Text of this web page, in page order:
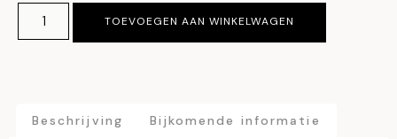
TOEVOEGEN AAN WINKELWAGEN
Beschrijving Bijkomende informatie